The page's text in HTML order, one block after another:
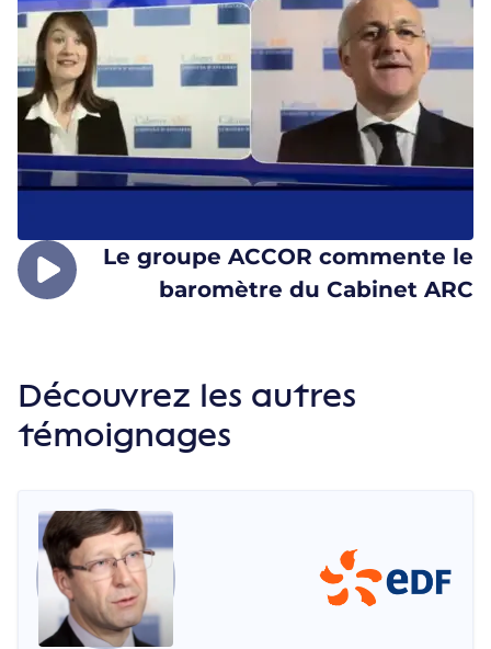
Le groupe ACCOR commente le
baromètre du Cabinet ARC
Découvrez les autres
témoignages